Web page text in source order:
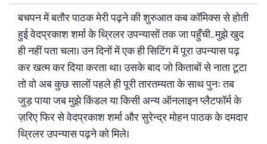
बचपन में बतौर पाठक मेरी पढ़ने की शुरुआत कब कॉमिक्स से होती
हुई वेदप्रकाश शर्मा के थ्रिलर उपन्यासों तक जा पहुँची.. मुझे खुद
ही नहीं पता चला। उन दिनों में एक ही सिटिंग में पूरा उपन्यास पढ़
कर खत्म कर दिया करता था। उसके बाद जो किताबों से नाता टूटा
तो वो अब कुछ सालों पहले ही पूरी तारतम्यता के साथ पुनः तब
जुड़ पाया जब मुझे किंडल या किसी अन्य ऑनलाइन प्लैटफॉर्म के
ज़रिए फिर से वेदप्रकाश शर्मा और सुरेन्द्र मोहन पाठक के दमदार
थ्रिलर उपन्यास पढ़ने को मिले।